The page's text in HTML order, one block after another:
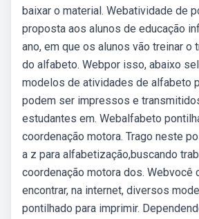
baixar o material. Webatividade de
proposta aos alunos de educação
ano, em que os alunos vão treinar o
do alfabeto. Webpor isso, abaixo
modelos de atividades de alfabeto
podem ser impressos e
estudantes em. Webalfabeto
coordenação motora. Trago neste
a z para alfabetização,buscando
coordenação motora dos. Webvocê
encontrar, na internet, diversos
pontilhado para imprimir.